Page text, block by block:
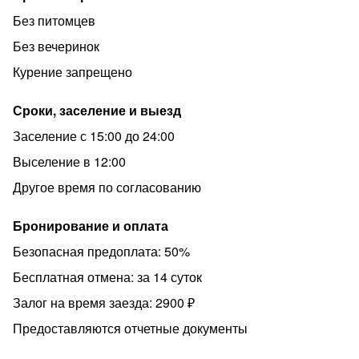
Без питомцев
Без вечеринок
Курение запрещено
Сроки, заселение и выезд
Заселение с 15:00 до 24:00
Выселение в 12:00
Другое время по согласованию
Бронирование и оплата
Безопасная предоплата: 50%
Бесплатная отмена: за 14 суток
Залог на время заезда: 2900 ₽
Предоставляются отчетные документы